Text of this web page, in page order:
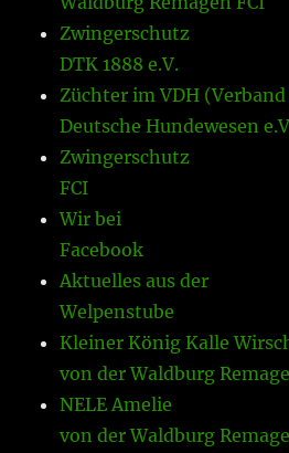
Zwingerschutz
DTK 1888 e.V.
Züchter im VDH
Deutsche Hundewesen
Zwingerschutz
FCI
Wir bei
Facebook
Aktuelles aus der
Welpenstube
Kleiner König Kalle
von der Waldburg
NELE Amelie
von der Waldburg